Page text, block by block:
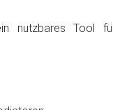
nutzbares Tool